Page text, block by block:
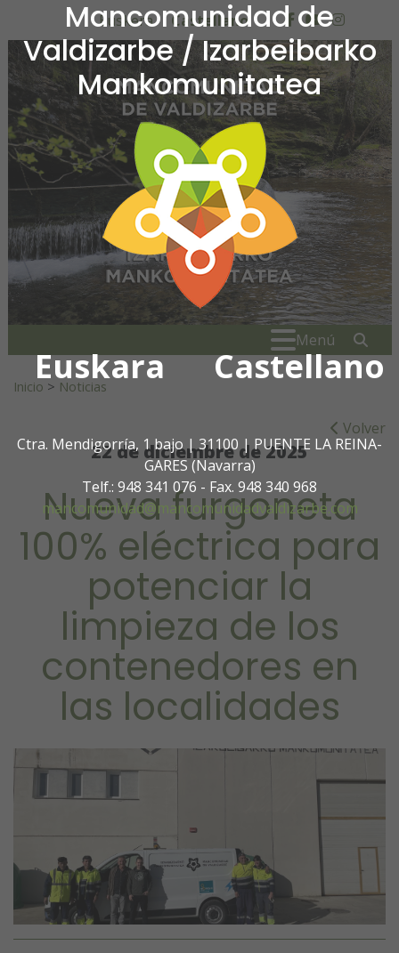
Mancomunidad de
Valdizarbe / Izarbeibarko
Mankomunitatea
Euskara Castellano
Ctra. Mendigorría, 1 bajo | 31100 | PUENTE LA REINA-
GARES (Navarra)
Telf.: 948 341 076 - Fax. 948 340 968
mancomunidad@mancomunidadvaldizarbe.com
Ir al contenido
Euskera Castellano facebook
youtube
Mancomunidad de
Menú
Inicio > Noticias
Volver
22 de diciembre de 2025
Nueva furgoneta
100% eléctrica para
potenciar la
limpieza de los
contenedores en
las localidades